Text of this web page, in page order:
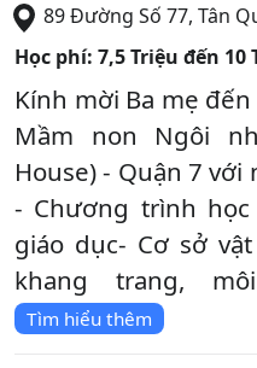
89 Đường Số 77, Tân
Học phí: 7,5 Triệu đến 10
Kính mời Ba mẹ
Mầm non Ngôi
House) - Quận 7
- Chương trình
giáo dục- Cơ sở
khang trang,
Tìm hiểu thêm